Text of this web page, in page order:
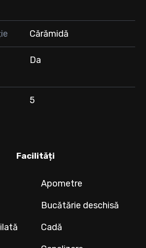
Cărămidă
Da
5
Facilități
Apometre
Bucătărie deschisă
Cadă